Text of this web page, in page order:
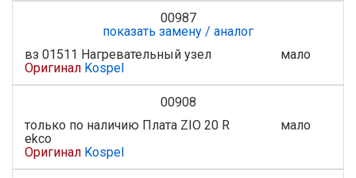
00987
показать замену / аналог
вз 01511 Нагревательный узел
Оригинал Kospel
мало
00908
только по наличию Плата ZIO 20 R
ekco
Оригинал Kospel
мало